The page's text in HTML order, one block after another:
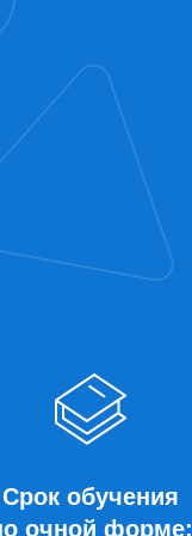
Срок обучения
очной форме: